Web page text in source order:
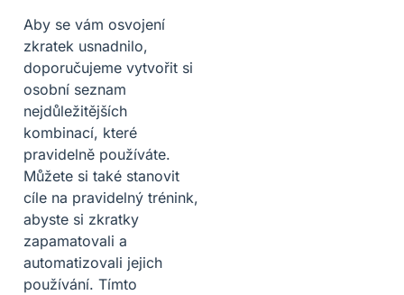
Aby se vám osvojení
zkratek usnadnilo,
doporučujeme vytvořit si
osobní seznam
nejdůležitějších
kombinací, které
pravidelně používáte.
Můžete si také stanovit
cíle na pravidelný trénink,
abyste si zkratky
zapamatovali a
automatizovali jejich
používání. Tímto